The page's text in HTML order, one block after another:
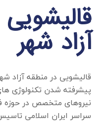
آزاد شهر
قالیشویی در منطقه آزاد
پیشرفته شدن تکنولوژی
نیروهای متخصص در حوزه
سراسر ایران اسلامی